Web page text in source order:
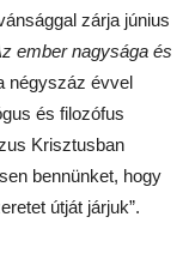
zárja június
ember nagysága és
négyszáz évvel
és filozófus
Krisztusban
bennünket, hogy
útját járjuk”.